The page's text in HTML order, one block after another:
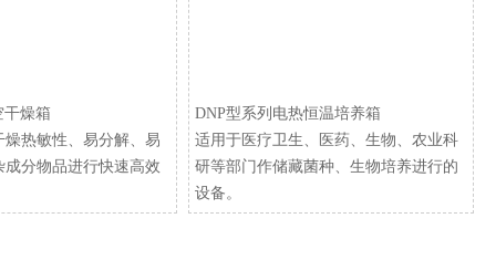
干燥箱
燥热敏性、易分解、易
成分物品进行快速高效
​DNP型系列电热恒温培养箱
适用于医疗卫生、医药、生物、农业科
研等部门作储藏菌种、生物培养进行的
设备。